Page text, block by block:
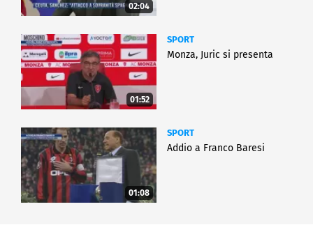
02:04
01:52
SPORT
Monza, Juric si presenta
01:08
SPORT
Addio a Franco Baresi